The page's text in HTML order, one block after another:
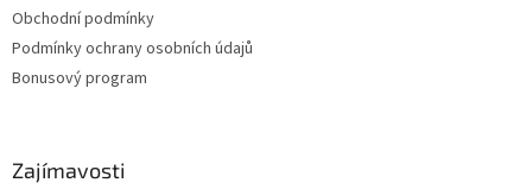
Obchodní podmínky
Podmínky ochrany osobních údajů
Bonusový program
Zajímavosti